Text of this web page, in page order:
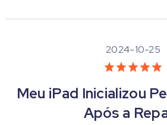
2024-10-25
Meu iPad Inicializou
Após a